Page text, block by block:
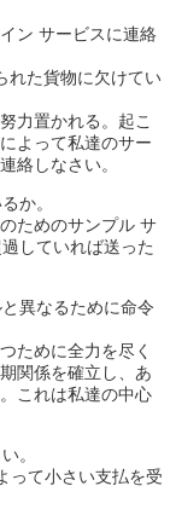
ン サービスに連絡
れた貨物に欠けてい
力置かれる。起こ
よって私達のサー
絡しなさい。
か。
ためのサンプル サ
していれば送った
異なるために命令
ために全力を尽く
関係を確立し、あ
これは私達の中心
。
って小さい支払を受